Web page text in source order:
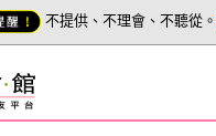
不提供、不理會、不聽從。